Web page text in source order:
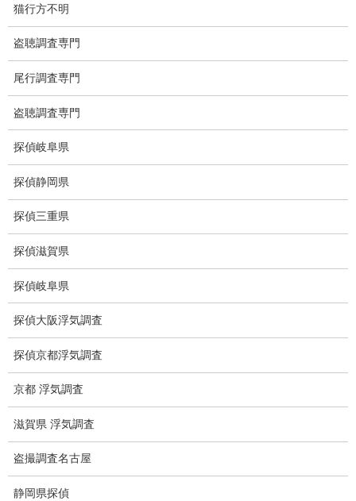
待ち伏せ
集団ストーカー
GPS発見調査
盗難車両調査
盗撮犯防止対策調査
痴漢防止対策調査
下着窃盗犯防止対策調査
猫犬の捜索
失踪・家出調査
所在確認調査
調査料金
浮気調査特別プラン
猫行方不明
盗聴調査専門
尾行調査専門
盗聴調査専門
探偵岐阜県
探偵静岡県
探偵三重県
探偵滋賀県
探偵岐阜県
探偵大阪浮気調査
探偵京都浮気調査
京都 浮気調査
滋賀県 浮気調査
盗撮調査名古屋
静岡県探偵